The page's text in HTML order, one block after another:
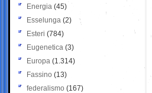
Energia (45)
Esselunga (2)
Esteri (784)
Eugenetica (3)
Europa (1.314)
Fassino (13)
federalismo (167)